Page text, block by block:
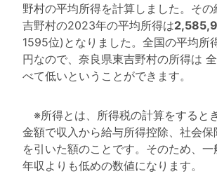
野村の平均所得を計算しました。そ
吉野村の2023年の平均所得は
1595位)となりました。全国の平均所
円なので、奈良県東吉野村の所得は
べて低いということができます。
※所得とは、所得税の計算をすると
金額で収入から給与所得控除、社会
を引いた額のことです。そのため、
年収よりも低めの数値になります。